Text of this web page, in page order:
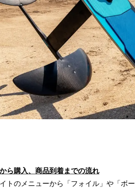
ら購入、商品到着までの流れ
トのメニューから「フォイル」や「ボ